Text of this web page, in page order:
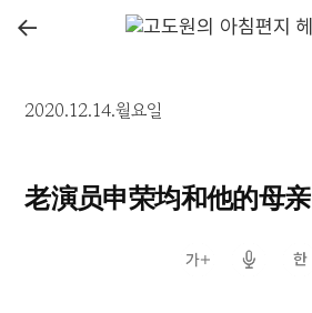
←
2020.12.14.월요일
老演员申荣均和他的母亲